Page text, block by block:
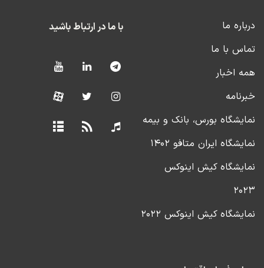
درباره ما
تماس با ما
همه اخبار
خبرنامه
نمایشگاه بورس، بانک و بیمه
نمایشگاه ایران متافو ۱۴۰۲
نمایشگاه کیش اینوکس
۲۰۲۳
نمایشگاه کیش اینوکس ۲۰۲۲
با ما در ارتباط باشید